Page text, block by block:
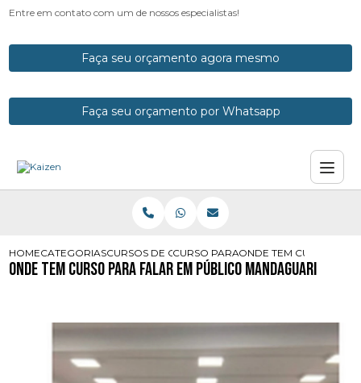
Entre em contato com um de nossos especialistas!
Faça seu orçamento agora mesmo
Faça seu orçamento por Whatsapp
HOMECATEGORIASCURSOS DE ORATORIACURSO PARA APRENDER A FALAR
ONDE TEM CURSO
Onde Tem Curso para Falar em Público Mandaguari